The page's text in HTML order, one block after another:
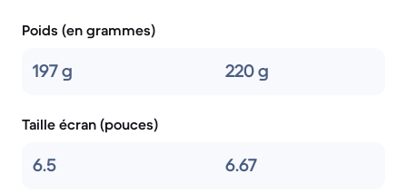
Poids (en grammes)
197 g 220 g
Taille écran (pouces)
6.5 6.67